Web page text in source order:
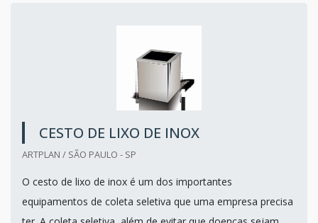
CESTO DE LIXO DE INOX
ARTPLAN / SÃO PAULO - SP
O cesto de lixo de inox é um dos importantes
equipamentos de coleta seletiva que uma empresa precisa